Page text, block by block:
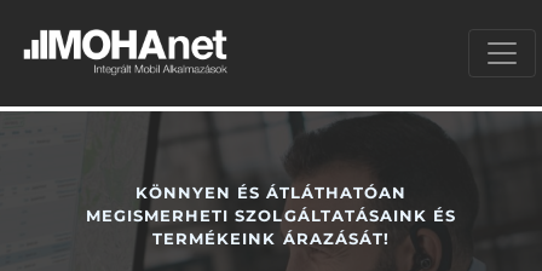
KÖNNYEN ÉS ÁTLÁTHATÓAN
MEGISMERHETI SZOLGÁLTATÁSAINK ÉS
TERMÉKEINK ÁRAZÁSÁT!